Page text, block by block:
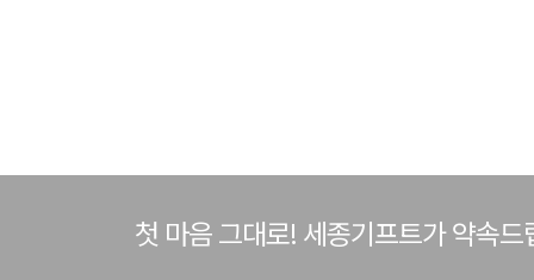
첫 마음 그대로! 세종기프트가 약속드